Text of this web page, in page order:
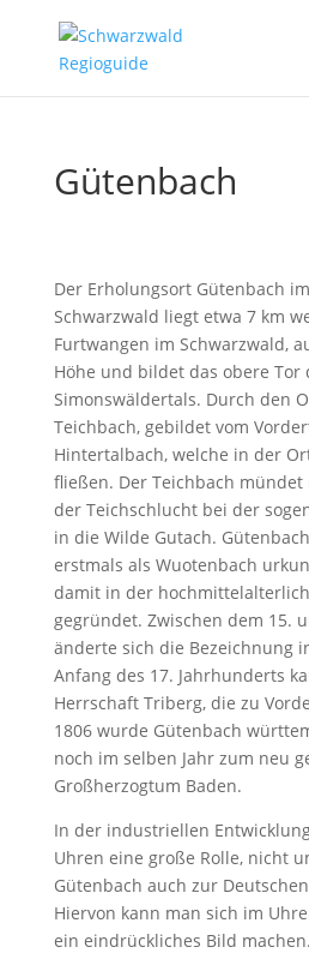
Gütenbach
Der Erholungsort Gütenbach
Schwarzwald liegt etwa 7 km
Furtwangen im Schwarzwald,
Höhe und bildet das obere Tor
Simonswäldertals. Durch den
Teichbach, gebildet vom
Hintertalbach, welche in der
fließen. Der Teichbach
der Teichschlucht bei der
in die Wilde Gutach.
erstmals als Wuotenbach
damit in der
gegründet. Zwischen dem 15.
änderte sich die Bezeichnung
Anfang des 17. Jahrhunderts
Herrschaft Triberg, die zu
1806 wurde Gütenbach
noch im selben Jahr zum neu
Großherzogtum Baden.
In der industriellen
Uhren eine große Rolle, nicht
Gütenbach auch zur
Hiervon kann man sich im
ein eindrückliches Bild